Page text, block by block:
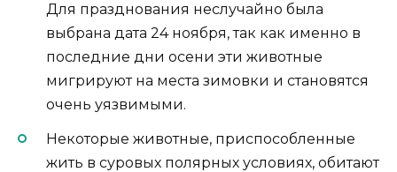
Для празднования неслучайно была
выбрана дата 24 ноября, так как именно в
последние дни осени эти животные
мигрируют на места зимовки и становятся
очень уязвимыми.
Некоторые животные, приспособленные
жить в суровых полярных условиях, обитают